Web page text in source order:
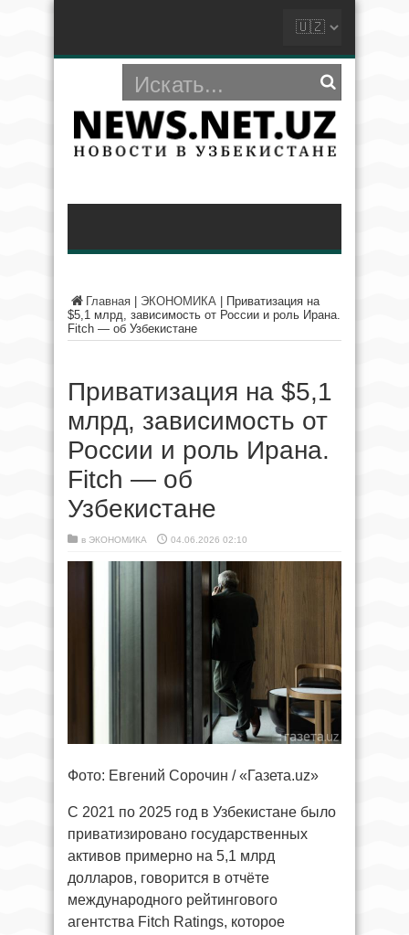
Главная ЭКОНОМИКА
Приватизация на
$5,1 млрд, зависимость от России и роль Ирана.
Fitch — об Узбекистане
Приватизация на $5,1
млрд, зависимость от
России и роль Ирана.
Fitch — об
Узбекистане
в ЭКОНОМИКА 04.06.2026 02:10
Фото: Евгений Сорочин / «Газета.uz»
С 2021 по 2025 год в Узбекистане было
приватизировано государственных
активов примерно на 5,1 млрд
долларов, говорится в отчёте
международного рейтингового
агентства Fitch Ratings, которое